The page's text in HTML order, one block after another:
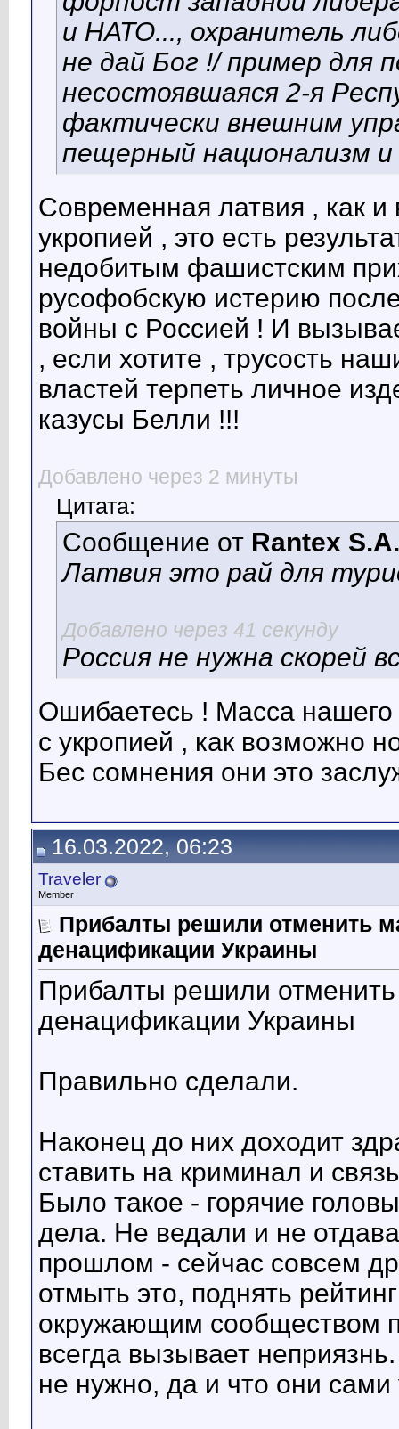
и НАТО..., охранитель
не дай Бог !/ пример для
несостоявшаяся 2-я
фактически внешним
пещерный национализм
Современная латвия , как и
укропией , это есть
недобитым фашистским
русофобскую истерию
войны с Россией ! И
, если хотите , трусость
властей терпеть личное
казусы Белли !!!
Добавлено через 2 минуты
Цитата:
Сообщение от Rantex S.A.
Латвия это рай для
Добавлено через 41 секунду
Россия не нужна скорей
Ошибаетесь ! Масса нашего
с укропией , как возможно
Бес сомнения они это
16.03.2022, 06:23
Traveler
Member
Прибалты решили отменить
денацификации Украины
Прибалты решили
денацификации Украины
Правильно сделали.
Наконец до них доходит
ставить на криминал и
Было такое - горячие
дела. Не ведали и не
прошлом - сейчас совсем
отмыть это, поднять
окружающим сообществом
всегда вызывает
не нужно, да и что они сами